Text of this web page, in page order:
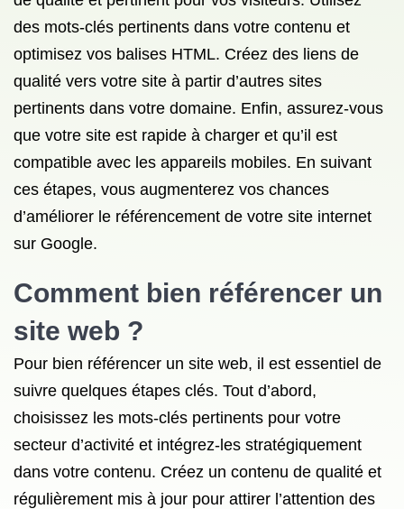
des mots-clés pertinents dans votre contenu et
optimisez vos balises HTML. Créez des liens de
qualité vers votre site à partir d’autres sites
pertinents dans votre domaine. Enfin, assurez-vous
que votre site est rapide à charger et qu’il est
compatible avec les appareils mobiles. En suivant
ces étapes, vous augmenterez vos chances
d’améliorer le référencement de votre site internet
sur Google.
Comment bien référencer un
site web ?
Pour bien référencer un site web, il est essentiel de
suivre quelques étapes clés. Tout d’abord,
choisissez les mots-clés pertinents pour votre
secteur d’activité et intégrez-les stratégiquement
dans votre contenu. Créez un contenu de qualité et
régulièrement mis à jour pour attirer l’attention des